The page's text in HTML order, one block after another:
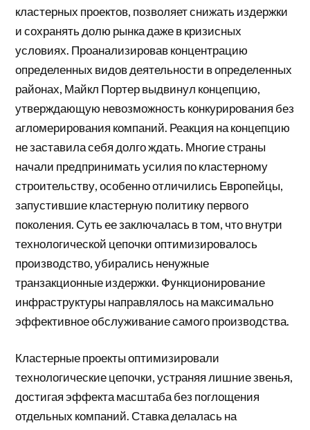
кластерных проектов, позволяет снижать издержки
и сохранять долю рынка даже в кризисных
условиях. Проанализировав концентрацию
определенных видов деятельности в определенных
районах, Майкл Портер выдвинул концепцию,
утверждающую невозможность конкурирования без
агломерирования компаний. Реакция на концепцию
не заставила себя долго ждать. Многие страны
начали предпринимать усилия по кластерному
строительству, особенно отличились Европейцы,
запустившие кластерную политику первого
поколения. Суть ее заключалась в том, что внутри
технологической цепочки оптимизировалось
производство, убирались ненужные
транзакционные издержки. Функционирование
инфраструктуры направлялось на максимально
эффективное обслуживание самого производства.
Кластерные проекты оптимизировали
технологические цепочки, устраняя лишние звенья,
достигая эффекта масштаба без поглощения
отдельных компаний. Ставка делалась на